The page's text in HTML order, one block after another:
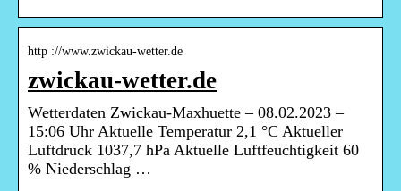
http ://www.zwickau-wetter.de
zwickau-wetter.de
Wetterdaten Zwickau-Maxhuette – 08.02.2023 –
15:06 Uhr Aktuelle Temperatur 2,1 °C Aktueller
Luftdruck 1037,7 hPa Aktuelle Luftfeuchtigkeit 60
% Niederschlag …